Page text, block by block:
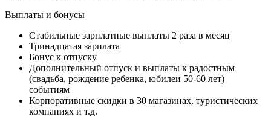
Выплаты и бонусы
Стабильные зарплатные выплаты 2 раза в месяц
Тринадцатая зарплата
Бонус к отпуску
Дополнительный отпуск и выплаты к радостным
(свадьба, рождение ребенка, юбилеи 50-60 лет)
событиям
Корпоративные скидки в 30 магазинах, туристических
компаниях и т.д.